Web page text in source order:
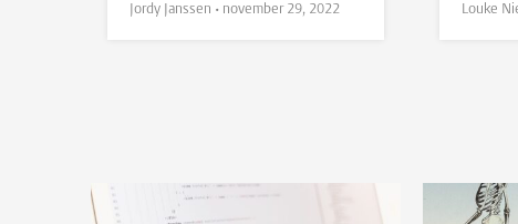
Jordy Janssen • november 29, 2022